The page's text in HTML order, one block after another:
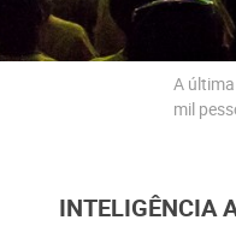
A
mil
INTELIGÊNCIA